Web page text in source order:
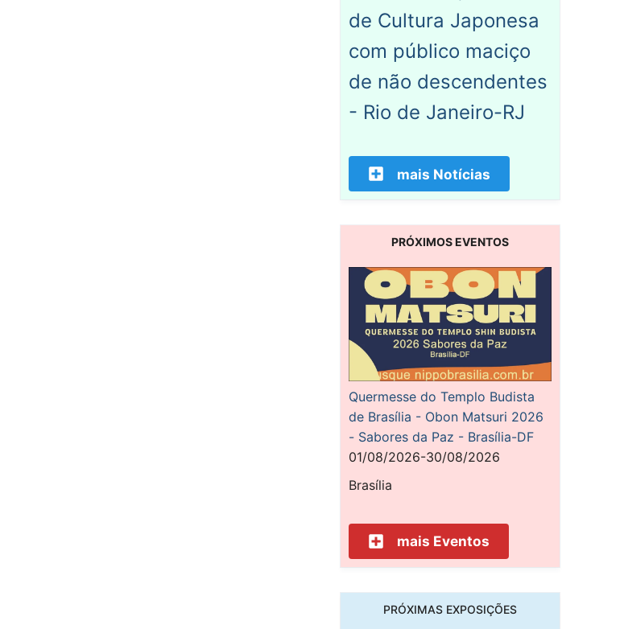
de Cultura Japonesa
com público maciço
de não descendentes
- Rio de Janeiro-RJ
mais Notícias
PRÓXIMOS EVENTOS
Quermesse do Templo Budista
de Brasília - Obon Matsuri 2026
- Sabores da Paz - Brasília-DF
01/08/2026-30/08/2026
Brasília
mais Eventos
PRÓXIMAS EXPOSIÇÕES